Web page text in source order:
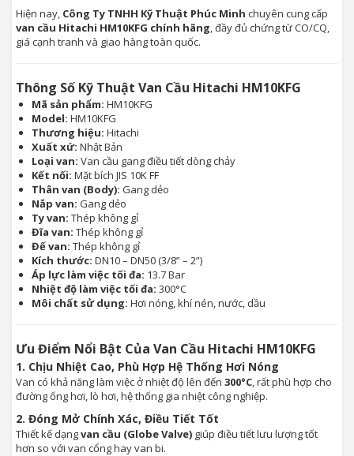
Hiện nay, Công Ty TNHH Kỹ Thuật Phúc Minh chuyên cung cấp
van cầu Hitachi HM10KFG chính hãng, đầy đủ chứng từ CO/CQ,
giá cạnh tranh và giao hàng toàn quốc.
Thông Số Kỹ Thuật Van Cầu Hitachi HM10KFG
Mã sản phẩm: HM10KFG
Model: HM10KFG
Thương hiệu: Hitachi
Xuất xứ: Nhật Bản
Loại van: Van cầu gang điều tiết dòng chảy
Kết nối: Mặt bích JIS 10K FF
Thân van (Body): Gang dẻo
Nắp van: Gang dẻo
Ty van: Thép không gỉ
Đĩa van: Thép không gỉ
Đế van: Thép không gỉ
Kích thước: DN10 – DN50 (3/8” – 2”)
Áp lực làm việc tối đa: 13.7 Bar
Nhiệt độ làm việc tối đa: 300°C
Môi chất sử dụng: Hơi nóng, khí nén, nước, dầu
Ưu Điểm Nổi Bật Của Van Cầu Hitachi HM10KFG
1. Chịu Nhiệt Cao, Phù Hợp Hệ Thống Hơi Nóng
Van có khả năng làm việc ở nhiệt độ lên đến 300°C, rất phù hợp cho
đường ống hơi, lò hơi, hệ thống gia nhiệt công nghiệp.
2. Đóng Mở Chính Xác, Điều Tiết Tốt
Thiết kế dạngvan cầu (Globe Valve) giúp điều tiết lưu lượng tốt
hơn so với van cổng hay van bi.